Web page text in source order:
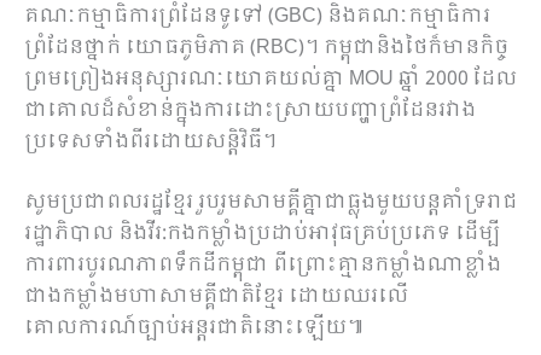
គណៈកម្មាធិការព្រំដែនទូទៅ (GBC) និងគណៈកម្មាធិការ
ព្រំដែនថ្នាក់ យោធភូមិភាគ (RBC)។ កម្ពុជានិងថៃក៏មានកិច្ច
ព្រមព្រៀងអនុស្សារណៈយោគយល់គ្នា MOU ឆ្នាំ 2000 ដែល
ជាគោលដ៏សំខាន់ក្នុងការដោះស្រាយបញ្ហាព្រំដែនរវាង
ប្រទេសទាំងពីរដោយសន្តិវិធី។
សូមប្រជាពលរដ្ឋខ្មែរ រួបរួមសាមគ្គីគ្នាជាធ្លុងមួយបន្តគាំទ្ររាជ
រដ្ឋាភិបាល និងវីរ:កងកម្លាំងប្រដាប់អាវុធគ្រប់ប្រភេទ ដើម្បី
ការពារបូរណភាពទឹកដីកម្ពុជា ពីព្រោះគ្មានកម្លាំងណាខ្លាំង
ជាងកម្លាំងមហាសាមគ្គីជាតិខ្មែរ ដោយឈរលើ
គោលការណ៍ច្បាប់អន្តរជាតិនោះឡើយ៕